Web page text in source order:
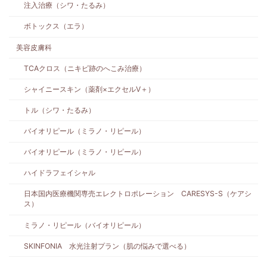
注入治療（シワ・たるみ）
ボトックス（エラ）
美容皮膚科
TCAクロス（ニキビ跡のへこみ治療）
シャイニースキン（薬剤×エクセルV＋）
トル（シワ・たるみ）
バイオリピール（ミラノ・リピール）
バイオリピール（ミラノ・リピール）
ハイドラフェイシャル
日本国内医療機関専売エレクトロポレーション CARESYS-S（ケアシ
ス）
ミラノ・リピール（バイオリピール）
SKINFONIA 水光注射プラン（肌の悩みで選べる）